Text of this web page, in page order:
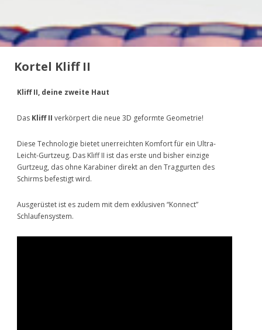
Kortel Kliff II
Kliff II, deine zweite Haut
Das Kliff II verkörpert die neue 3D geformte Geometrie!
Diese Technologie bietet unerreichten Komfort für ein Ultra-
Leicht-Gurtzeug. Das Kliff II ist das erste und bisher einzige
Gurtzeug, das ohne Karabiner direkt an den Traggurten des
Schirms befestigt wird.
Ausgerüstet ist es zudem mit dem exklusiven “Konnect”
Schlaufensystem.